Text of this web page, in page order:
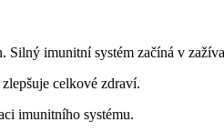
Silný imunitní systém začíná v
celkové zdraví.
imunitního systému.